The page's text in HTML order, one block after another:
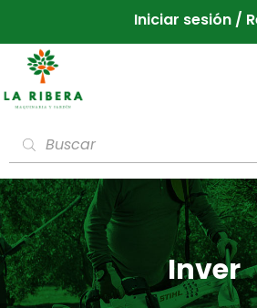
Iniciar sesión /
Inver